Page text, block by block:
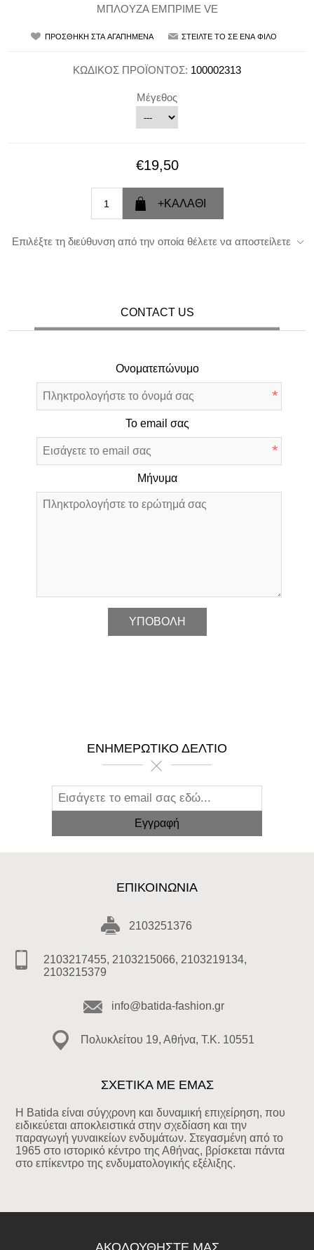
ΜΠΛΟΥΖΑ ΕΜΠΡΙΜΕ VE
ΚΩΔΙΚΟΣ ΠΡΟΪΟΝΤΟΣ: 100002313
Μέγεθος
€19,50
Επιλέξτε τη διεύθυνση από την οποία θέλετε να αποστείλετε
CONTACT US
Ονοματεπώνυμο
*
Το email σας
*
Μήνυμα
ΕΝΗΜΕΡΩΤΙΚΌ ΔΕΛΤΊΟ
ΕΠΙΚΟΙΝΩΝΊΑ
2103251376
2103217455, 2103215066, 2103219134,
2103215379
info@batida-fashion.gr
Πολυκλείτου 19, Αθήνα, T.K. 10551
ΣΧΕΤΙΚΑ ΜΕ ΕΜΑΣ
Η Batida είναι σύγχρονη και δυναμική επιχείρηση, που
ειδικεύεται αποκλειστικά στην σχεδίαση και την
παραγωγή γυναικείων ενδυμάτων. Στεγασμένη από το
1965 στο ιστορικό κέντρο της Αθήνας, βρίσκεται πάντα
στο επίκεντρο της ενδυματολογικής εξέλιξης.